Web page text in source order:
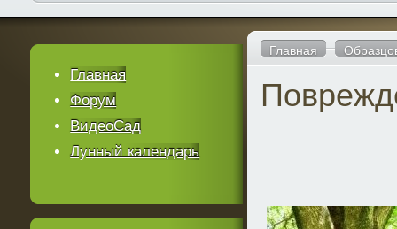
Главная
Главная
Форум
ВидеоСад
Лунный календарь